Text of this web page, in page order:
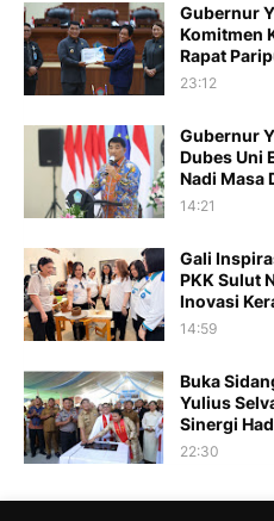
Gubernur
Komitmen
Rapat
23:12
Gubernur
Dubes Uni
Nadi Masa
14:21
Gali
PKK Sulut
Inovasi
14:59
Buka
Yulius
Sinergi
22:30